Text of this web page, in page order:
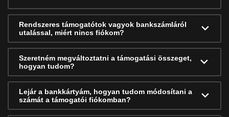
Rendszeres támogatótok vagyok bankszámláról
utalással, miért nincs fiókom?
Szeretném megváltoztatni a támogatási összeget,
hogyan tudom?
Lejár a bankkártyám, hogyan tudom módosítani a
számát a támogatói fiókomban?